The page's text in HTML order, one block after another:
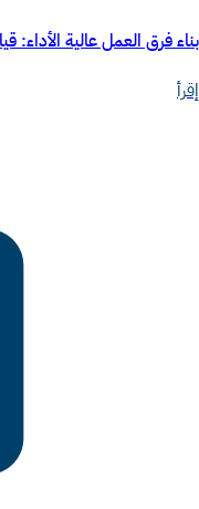
بناء فرق العمل عالية الأداء:
إقرأ